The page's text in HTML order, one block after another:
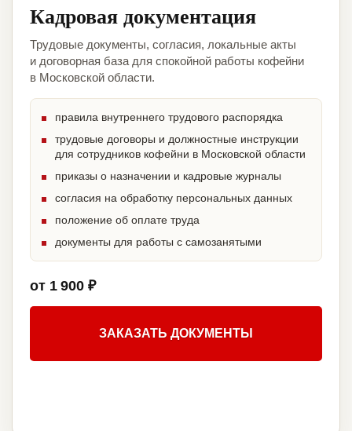
Кадровая документация
Трудовые документы, согласия, локальные акты
и договорная база для спокойной работы кофейни
в Московской области.
правила внутреннего трудового распорядка
трудовые договоры и должностные инструкции
для сотрудников кофейни в Московской области
приказы о назначении и кадровые журналы
согласия на обработку персональных данных
положение об оплате труда
документы для работы с самозанятыми
от 1 900 ₽
ЗАКАЗАТЬ ДОКУМЕНТЫ